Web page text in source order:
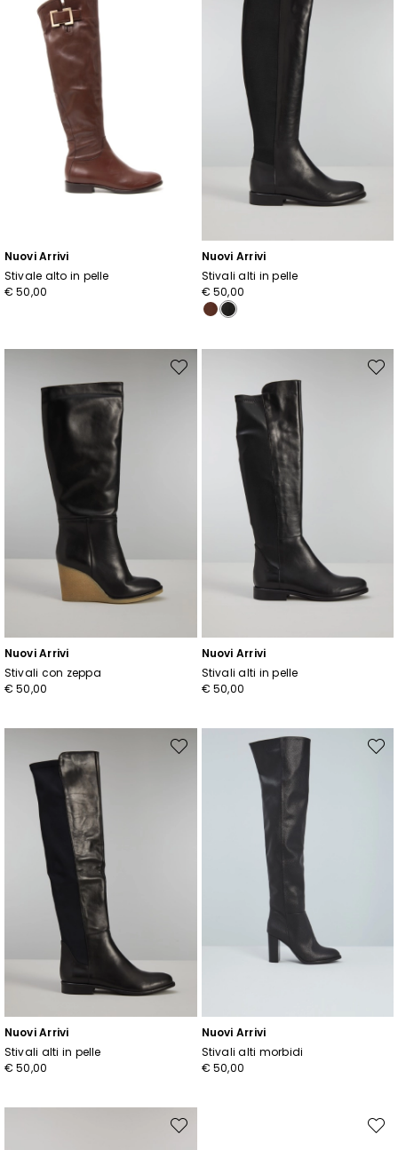
Nuovi Arrivi
Stivale alto in pelle
€ 50,00
Nuovi Arrivi
Stivali alti in pelle
€ 50,00
Nuovi Arrivi
Stivali con zeppa
€ 50,00
Sposta
Nuovi Arrivi
Stivali alti in pelle
€ 50,00
Nuovi Arrivi
Stivali alti in pelle
€ 50,00
Sposta
Nuovi Arrivi
Stivali alti morbidi
€ 50,00
Sposta